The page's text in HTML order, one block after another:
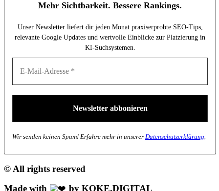
Mehr Sichtbarkeit. Bessere Rankings.
Unser Newsletter liefert dir jeden Monat praxiserprobte SEO-Tips,
relevante Google Updates und wertvolle Einblicke zur Platzierung in
KI-Suchsystemen.
Wir senden keinen Spam! Erfahre mehr in unserer Datenschutzerklärung.
© All rights reserved
Made with
by KOKE.DIGITAL